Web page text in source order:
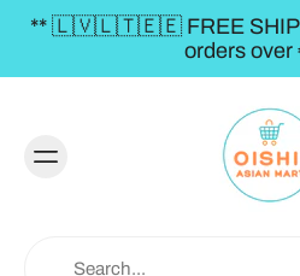
** 🇱🇻🇱🇹🇪🇪 FREE
orders over